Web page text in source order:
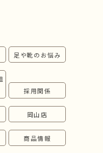
ョップ
わせ足や靴のお悩み
採用関係
岡山店
商品情報